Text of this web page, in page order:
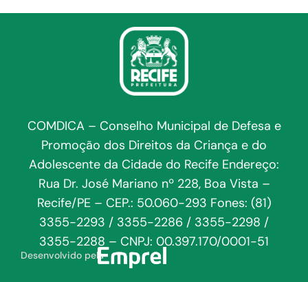
COMDICA – Conselho Municipal de Defesa e
Promoção dos Direitos da Criança e do
Adolescente da Cidade do Recife Endereço:
Rua Dr. José Mariano nº 228, Boa Vista –
Recife/PE – CEP.: 50.060-293 Fones: (81)
3355-2293 / 3355-2286 / 3355-2298 /
3355-2288 – CNPJ: 00.397.170/0001-51
Desenvolvido pela